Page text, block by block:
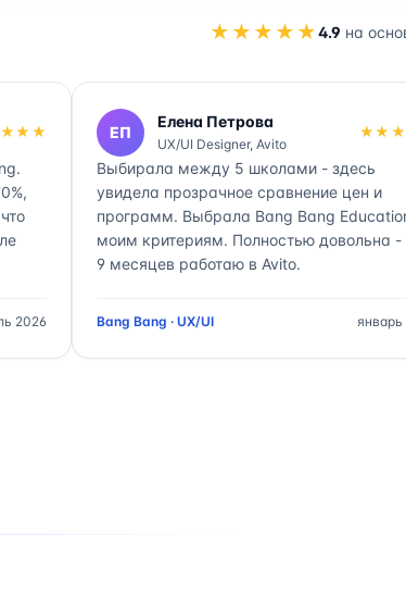
★★★★★4.9 на
2026
ЕП
Елена Петрова
UX/UI Designer, Avito
Выбирала между 5 школами - здесь
увидела прозрачное сравнение цен и
программ. Выбрала Bang Bang
моим критериям. Полностью довольна
9 месяцев работаю в Avito.
Bang Bang · UX/UI январь